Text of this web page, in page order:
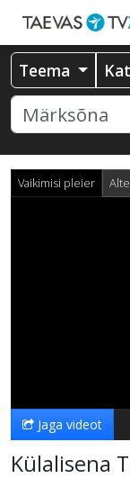
Teema
Vaikimisi pleier
Jaga videot
Külalisena